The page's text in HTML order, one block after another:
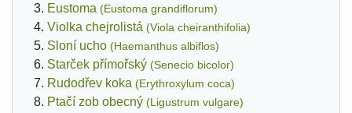
Eustoma (Eustoma grandiflorum)
Violka chejrolistá (Viola cheiranthifolia)
Sloní ucho (Haemanthus albiflos)
Starček přímořský (Senecio bicolor)
Rudodřev koka (Erythroxylum coca)
Ptačí zob obecný (Ligustrum vulgare)